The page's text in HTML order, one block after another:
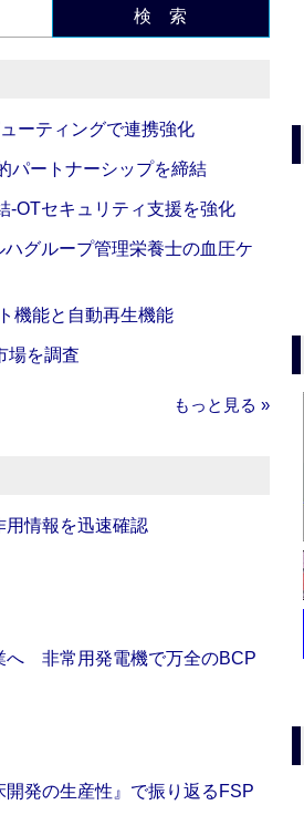
検 索
ーティングで連携強化
パートナーシップを締結
‐OTセキュリティ支援を強化
ハグループ管理栄養士の血圧ケ
機能と自動再生機能
場を調査
もっと見る »
用情報を迅速確認
へ 非常用発電機で万全のBCP
開発の生産性』で振り返るFSP